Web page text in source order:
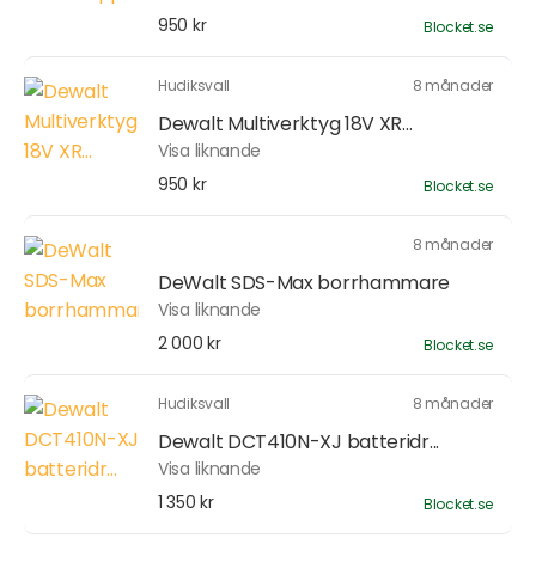
950 kr
Blocket.se
Hudiksvall 8 månader
Dewalt Multiverktyg 18V XR...
Visa liknande
950 kr
Blocket.se
8 månader
DeWalt SDS-Max borrhammare
Visa liknande
2 000 kr
Blocket.se
Hudiksvall 8 månader
Dewalt DCT410N-XJ batteridr...
Visa liknande
1 350 kr
Blocket.se